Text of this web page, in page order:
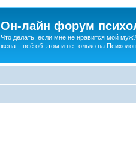
Он-лайн форум
Что делать, если мне не нравится мой
жена... всё об этом и не только на